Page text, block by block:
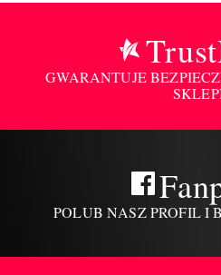
GWARANTUJE
POLUB NASZ PROFIL I